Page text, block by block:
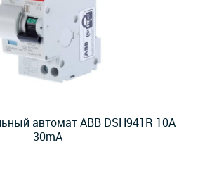
автомат ABB DSH941R 10А
30mA